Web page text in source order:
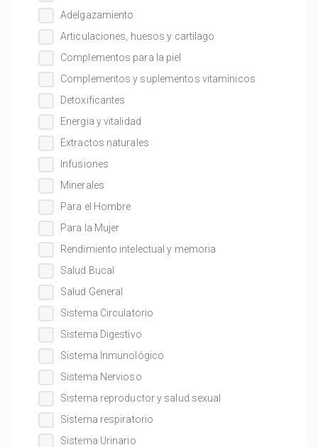
Adelgazamiento
Articulaciones, huesos y cartilago
Complementos para la piel
Complementos y suplementos vitamínicos
Detoxificantes
Energia y vitalidad
Extractos naturales
Infusiones
Minerales
Para el Hombre
Para la Mujer
Rendimiento intelectual y memoria
Salud Bucal
Salud General
Sistema Circulatorio
Sistema Digestivo
Sistema Inmunológico
Sistema Nervioso
Sistema reproductor y salud sexual
Sistema respiratorio
Sistema Urinario